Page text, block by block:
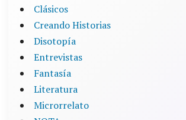
Clásicos
Creando Historias
Disotopía
Entrevistas
Fantasía
Literatura
Microrrelato